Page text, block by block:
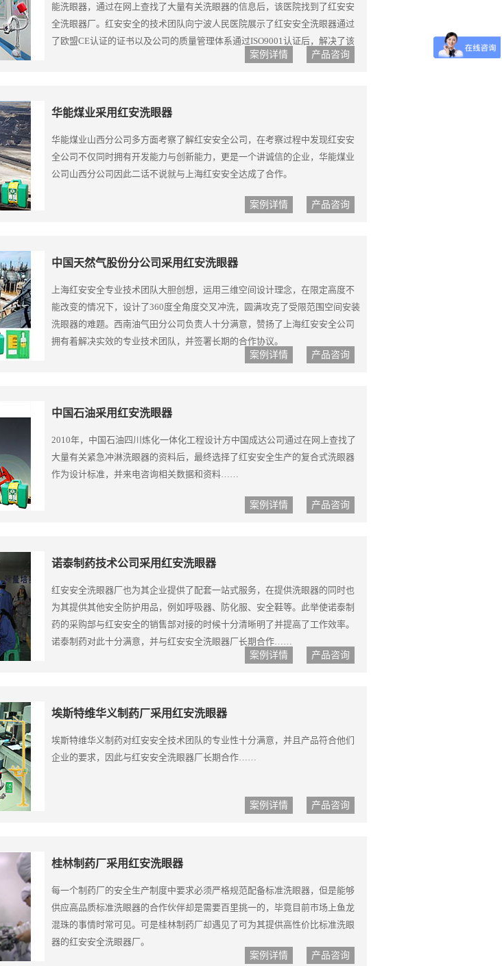
能洗眼器，通过在网上查找了大量有关洗眼器的信息后，该医院找到了红安安
全洗眼器厂。红安安全的技术团队向宁波人民医院展示了红安安全洗眼器通过
了欧盟CE认证的证书以及公司的质量管理体系通过ISO9001认证后，解决了该
案例详情 产品咨询
华能煤业采用红安洗眼器
华能煤业山西分公司多方面考察了解红安安全公司，在考察过程中发现红安安
全公司不仅同时拥有开发能力与创新能力，更是一个讲诚信的企业，华能煤业
公司山西分公司因此二话不说就与上海红安安全达成了合作。
案例详情 产品咨询
中国天然气股份分公司采用红安洗眼器
上海红安安全专业技术团队大胆创想，运用三维空间设计理念，在限定高度不
能改变的情况下，设计了360度全角度交叉冲洗，圆满攻克了受限范围空间安装
洗眼器的难题。西南油气田分公司负责人十分满意，赞扬了上海红安安全公司
拥有着解决实效的专业技术团队，并签署长期的合作协议。
案例详情
产品咨询
中国石油采用红安洗眼器
2010年，中国石油四川炼化一体化工程设计方中国成达公司通过在网上查找了
大量有关紧急冲淋洗眼器的资料后，最终选择了红安安全生产的复合式洗眼器
作为设计标准，并来电咨询相关数据和资料……
案例详情 产品咨询
诺泰制药技术公司采用红安洗眼器
红安安全洗眼器厂也为其企业提供了配套一站式服务，在提供洗眼器的同时也
为其提供其他安全防护用品，例如呼吸器、防化服、安全鞋等。此举使诺泰制
药的采购部与红安安全的销售部对接的时候十分清晰明了并提高了工作效率。
诺泰制药对此十分满意，并与红安安全洗眼器厂长期合作……
案例详情
产品咨询
埃斯特维华义制药厂采用红安洗眼器
埃斯特维华义制药对红安安全技术团队的专业性十分满意，并且产品符合他们
企业的要求，因此与红安安全洗眼器厂长期合作……
案例详情 产品咨询
桂林制药厂采用红安洗眼器
每一个制药厂的安全生产制度中要求必须严格规范配备标准洗眼器，但是能够
供应高品质标准洗眼器的合作伙伴却是需要百里挑一的，毕竟目前市场上鱼龙
混珠的事情时常可见。可是桂林制药厂却遇见了可为其提供高性价比标准洗眼
器的红安安全洗眼器厂。
案例详情
产品咨询